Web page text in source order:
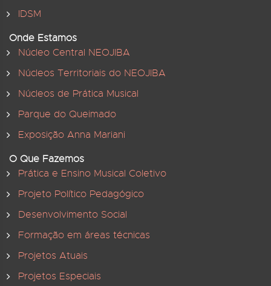
IDSM
Onde Estamos
Núcleo Central NEOJIBA
Núcleos Territoriais do NEOJIBA
Núcleos de Prática Musical
Parque do Queimado
Exposição Anna Mariani
O Que Fazemos
Prática e Ensino Musical Coletivo
Projeto Político Pedagógico
Desenvolvimento Social
Formação em áreas técnicas
Projetos Atuais
Projetos Especiais